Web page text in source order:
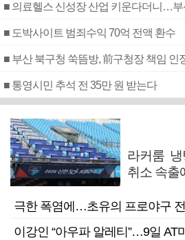
■ 의료헬스 신성장 산업 키운다더니…부
■ 도박사이트 범죄수익 70억 전액 환수
■ 부산 북구청 쑥뜸방, 前구청장 책임 인
■ 통영시민 추석 전 35만 원 받는다
라커룸
취소 속출
극한 폭염에…초유의 프로야구
이강인 “아우파 알레티”…9일 AT